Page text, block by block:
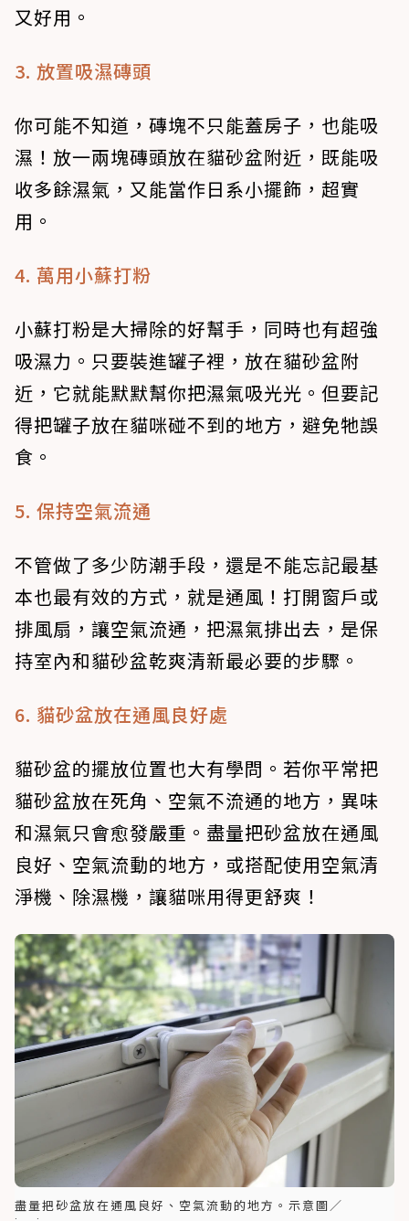
又好用。
3. 放置吸濕磚頭
你可能不知道，磚塊不只能蓋房子，也能吸
濕！放一兩塊磚頭放在貓砂盆附近，既能吸
收多餘濕氣，又能當作日系小擺飾，超實
用。
4. 萬用小蘇打粉
小蘇打粉是大掃除的好幫手，同時也有超強
吸濕力。只要裝進罐子裡，放在貓砂盆附
近，它就能默默幫你把濕氣吸光光。但要記
得把罐子放在貓咪碰不到的地方，避免牠誤
食。
5. 保持空氣流通
不管做了多少防潮手段，還是不能忘記最基
本也最有效的方式，就是通風！打開窗戶或
排風扇，讓空氣流通，把濕氣排出去，是保
持室內和貓砂盆乾爽清新最必要的步驟。
6. 貓砂盆放在通風良好處
貓砂盆的擺放位置也大有學問。若你平常把
貓砂盆放在死角、空氣不流通的地方，異味
和濕氣只會愈發嚴重。盡量把砂盆放在通風
良好、空氣流動的地方，或搭配使用空氣清
淨機、除濕機，讓貓咪用得更舒爽！
盡量把砂盆放在通風良好、空氣流動的地方。示意圖／